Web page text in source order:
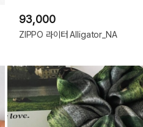
93,000
ZIPPO 라이터 Alligator_NA